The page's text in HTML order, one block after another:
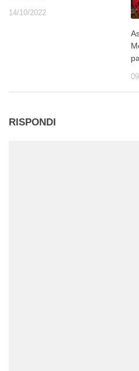
14/10/2022
RISPONDI